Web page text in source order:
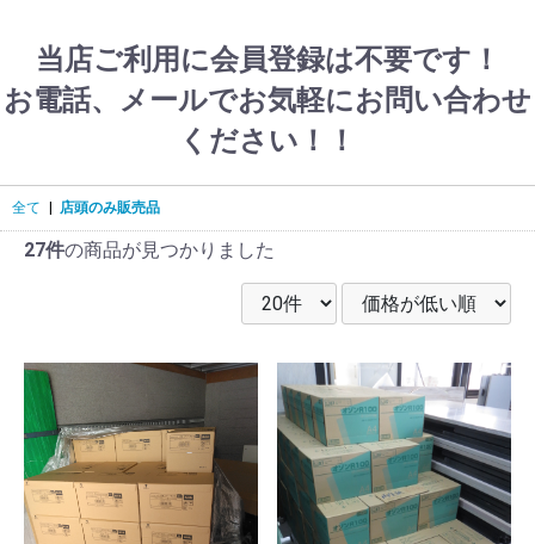
当店ご利用に会員登録は不要です！
お電話、メールでお気軽にお問い合わせ
ください！！
全て 店頭のみ販売品
27件の商品が見つかりました